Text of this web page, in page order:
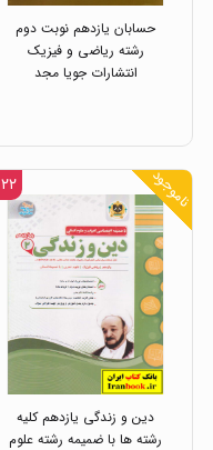
حسابان یازدهم نوبت دوم
رشته ریاضی و فیزیک
انتشارات جویا مجد
ناموجود ۲۲ %
دین و زندگی یازدهم کلیه
رشته ها با ضمیمه رشته علوم